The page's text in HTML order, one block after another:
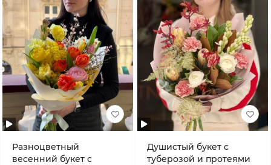
Разноцветный
весенний букет с
Душистый букет с
туберозой и протеями